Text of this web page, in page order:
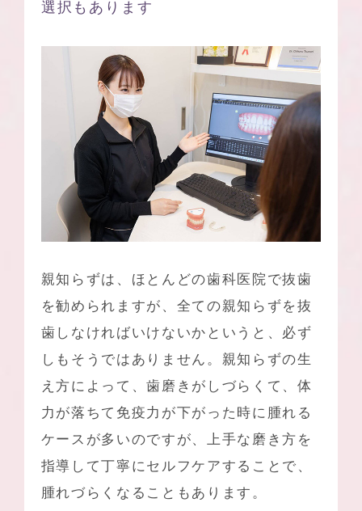
選択もあります
親知らずは、ほとんどの歯科医院で抜歯
を勧められますが、全ての親知らずを抜
歯しなければいけないかというと、必ず
しもそうではありません。親知らずの生
え方によって、歯磨きがしづらくて、体
力が落ちて免疫力が下がった時に腫れる
ケースが多いのですが、上手な磨き方を
指導して丁寧にセルフケアすることで、
腫れづらくなることもあります。